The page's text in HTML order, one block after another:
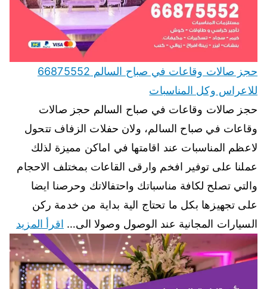
حجز صالات وقاعات في صباح السالم 66875552
للاعراس وكل المناسبات
حجز صالات وقاعات في صباح السالم حجز صالات
وقاعات في صباح السالم، ولان حفلات الزفاف تتحول
لاعظم المناسبات عند اقامتها في اماكن مميزة لذلك
عملنا على توفير افخم وارقى القاعات بمختلف الاحجام
والتي تصلح لكافة مناسباتك واحتفالاتك وحرصنا ايضا
على تجهيزها بكل ما تحتاج الية بداية من خدمة ركن
السيارات المجانية عند الوصول وصولا الى… اقرأ المزيد